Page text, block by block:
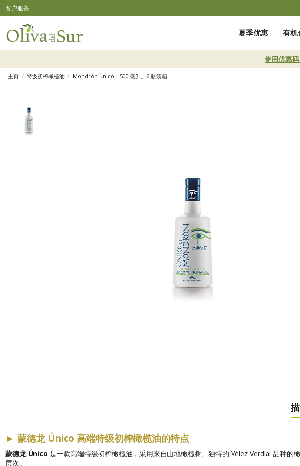
客户服务
夏季优惠 有机
使用优惠
主页 特级初榨橄榄油 Mondrón Único，500 毫升。6 瓶装箱
► 蒙德龙 Único 高端特级初榨橄榄油的特点
蒙德龙 Único 是一款高端特级初榨橄榄油，采用来自山地橄榄树、独特的 Vélez Verdial 品种
层次。